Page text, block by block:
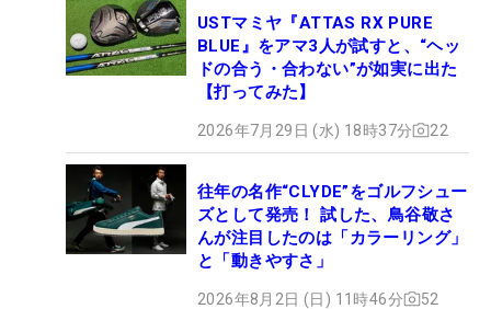
USTマミヤ『ATTAS RX PURE
BLUE』をアマ3人が試すと、“ヘッ
ドの合う・合わない”が如実に出た
【打ってみた】
2026年7月29日 (水) 18時37分 22
往年の名作“CLYDE”をゴルフシュー
ズとして発売！ 試した、鳥谷敬さ
んが注目したのは「カラーリング」
と「動きやすさ」
2026年8月2日 (日) 11時46分 52